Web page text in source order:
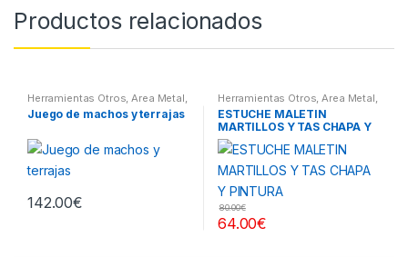
Productos relacionados
Herramientas Otros Area Metal,
Roscas, Herramientas ,
Maletines Herramientas,
otros
Juego de machos y terrajas
142.00€
Herramientas Otros Area Metal,
Roscas, Herramientas Chapa y
Pintura,Maletines Herramientas,
Extractores, Compresímetros,
otros
ESTUCHE MALETIN
MARTILLOS Y TAS CHAPA Y
PINTURA
64.00€
80.00€